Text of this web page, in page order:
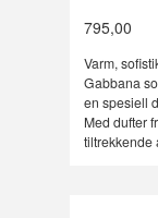
795,00
Varm,
Gabbana
en spesiell
Med dufter
tiltrekkende